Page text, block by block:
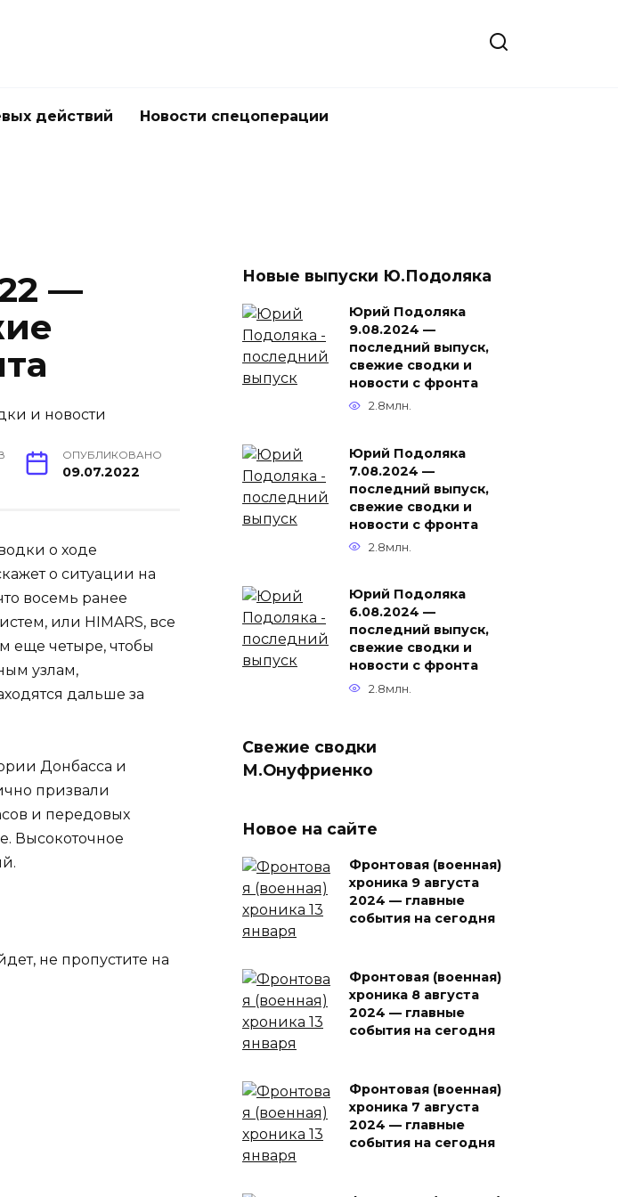
действий Новости спецоперации
—
ОПУБЛИКОВАНО
09.07.2022
о ходе
о ситуации на
восемь ранее
или HIMARS, все
еще четыре, чтобы
узлам,
дальше за
Донбасса и
призвали
и передовых
Высокоточное
не пропустите на
Новые выпуски Ю.Подоляка
Юрий Подоляка
9.08.2024 —
последний выпуск,
свежие сводки и
новости с фронта
2.8млн.
Юрий Подоляка
7.08.2024 —
последний выпуск,
свежие сводки и
новости с фронта
2.8млн.
Юрий Подоляка
6.08.2024 —
последний выпуск,
свежие сводки и
новости с фронта
2.8млн.
Свежие сводки
М.Онуфриенко
Новое на сайте
Фронтовая (военная)
хроника 9 августа
2024 — главные
события на сегодня
Фронтовая (военная)
хроника 8 августа
2024 — главные
события на сегодня
Фронтовая (военная)
хроника 7 августа
2024 — главные
события на сегодня